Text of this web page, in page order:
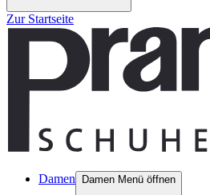
Zur Startseite
Damen Damen Menü öffnen